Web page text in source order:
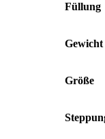
Füllung
Gewicht
Größe